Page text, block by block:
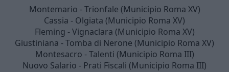
Montemario - Trionfale (Municipio Roma XV)
Cassia - Olgiata (Municipio Roma XV)
Fleming - Vignaclara (Municipio Roma XV)
Giustiniana - Tomba di Nerone (Municipio Roma XV)
Montesacro - Talenti (Municipio Roma III)
Nuovo Salario - Prati Fiscali (Municipio Roma III)